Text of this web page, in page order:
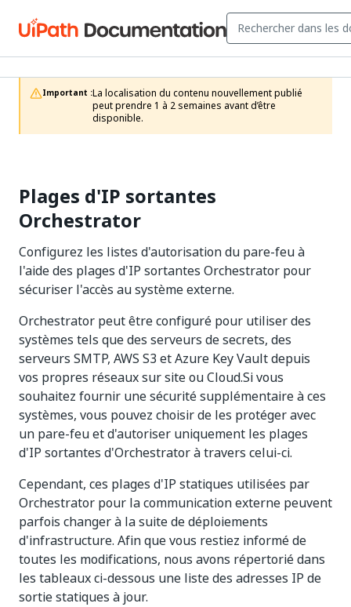
Important :La localisation du contenu nouvellement publié
peut prendre 1 à 2 semaines avant d’être
disponible.
Plages d'IP sortantes
Orchestrator
Configurez les listes d'autorisation du pare-feu à
l'aide des plages d'IP sortantes Orchestrator pour
sécuriser l'accès au système externe.
Orchestrator peut être configuré pour utiliser des
systèmes tels que des serveurs de secrets, des
serveurs SMTP, AWS S3 et Azure Key Vault depuis
vos propres réseaux sur site ou Cloud.Si vous
souhaitez fournir une sécurité supplémentaire à ces
systèmes, vous pouvez choisir de les protéger avec
un pare-feu et d'autoriser uniquement les plages
d'IP sortantes d'Orchestrator à travers celui-ci.
Cependant, ces plages d'IP statiques utilisées par
Orchestrator pour la communication externe peuvent
parfois changer à la suite de déploiements
d'infrastructure. Afin que vous restiez informé de
toutes les modifications, nous avons répertorié dans
les tableaux ci-dessous une liste des adresses IP de
sortie statiques à jour.